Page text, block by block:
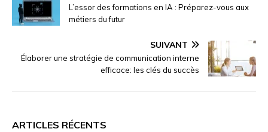
L’essor des formations en IA : Préparez-vous aux
métiers du futur
SUIVANT
Élaborer une stratégie de communication interne
efficace: les clés du succès
ARTICLES RÉCENTS